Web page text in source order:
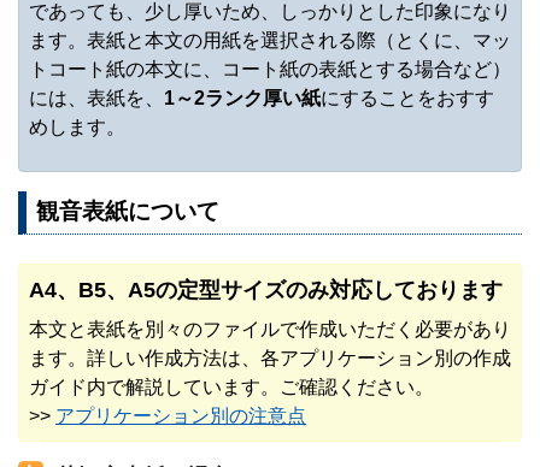
であっても、少し厚いため、しっかりとした印象になり
ます。表紙と本文の用紙を選択される際（とくに、マッ
トコート紙の本文に、コート紙の表紙とする場合など）
には、表紙を、 1～2ランク厚い紙にすることをおすす
めします。
観音表紙について
A4、B5、A5の定型サイズのみ対応しております
本文と表紙を別々のファイルで作成いただく必要があり
ます。詳しい作成方法は、各アプリケーション別の作成
ガイド内で解説しています。ご確認ください。
>> アプリケーション別の注意点